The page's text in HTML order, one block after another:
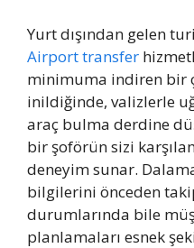
Yurt dışından gelen
Airport transfer
minimuma indiren bir
inildiğinde, valizlerle
araç bulma derdine
bir şoförün sizi
deneyim sunar.
bilgilerini önceden
durumlarında bile
planlamaları esnek